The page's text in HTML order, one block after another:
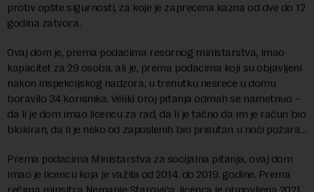
protiv opšte sigurnosti, za koje je zaprećena kazna od dve do 12
godina zatvora.
Ovaj dom je, prema podacima resornog ministarstva, imao
kapacitet za 29 osoba, ali je, prema podacima koji su objavljeni
nakon inspekcijskog nadzora, u trenutku nesreće u domu
boravilo 34 korisnika. Veliki broj pitanja odmah se nametnuo –
da li je dom imao licencu za rad, da li je tačno da im je račun bio
blokiran, da li je neko od zaposlenih bio prisutan u noći požara…
Prema podacima Ministarstva za socijalna pitanja, ovaj dom
imao je licencu koja je važila od 2014. do 2019. godine. Prema